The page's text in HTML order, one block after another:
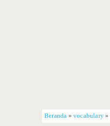
Beranda »vocabulary »